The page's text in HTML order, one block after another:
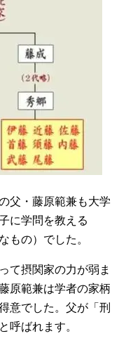
父・藤原範兼も大学
に学問を教える
もの）でした。
て摂関家の力が弱ま
原範兼は学者の家柄
意でした。父が「刑
呼ばれます。